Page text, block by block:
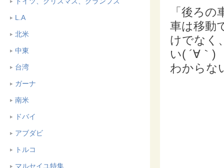
L.A
北米
中東
台湾
ガーナ
南米
ドバイ
アブダビ
トルコ
マルセイユ特集
「後ろ
車は移動
けでなく
い( ´∀｀)
わからな